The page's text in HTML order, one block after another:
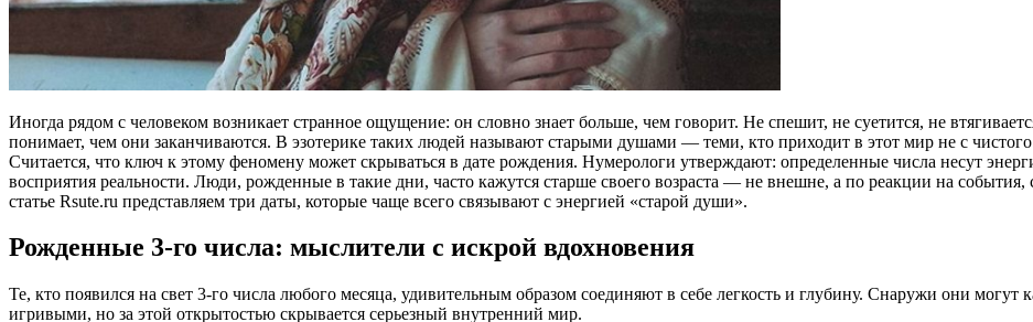
Иногда рядом с человеком возникает странное ощущение: он словно знает больше, чем говорит. Не спешит, не суетится, не
понимает, чем они заканчиваются. В эзотерике таких людей называют старыми душами — теми, кто приходит в этот мир не с
Считается, что ключ к этому феномену может скрываться в дате рождения. Нумерологи утверждают: определенные числа несут
восприятия реальности. Люди, рожденные в такие дни, часто кажутся старше своего возраста — не внешне, а по реакции на
статье Rsute.ru представляем три даты, которые чаще всего связывают с энергией «старой души».
Рожденные 3-го числа: мыслители с искрой вдохновения
Те, кто появился на свет 3-го числа любого месяца, удивительным образом соединяют в себе легкость и глубину. Снаружи они
игривыми, но за этой открытостью скрывается серьезный внутренний мир.